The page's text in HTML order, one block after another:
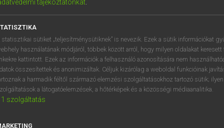
egyetemes nagyszótár
VAN ELŐFIZETÉSED?
megtekintéséhez.
tájékoztatónkat.
statisztikai sütiket „teljesítménysütiknek” is nevezik. Ezek a sütik információkat
használatának módjáról, többek között arról, hogy milyen oldalakat keresett
kattintott. Ezek az információk a felhasználó azonosítására nem
összesítettek és anonimizáltak. Céljuk kizárólag a weboldal funkcióinak
a harmadik féltől származó elemzési szolgáltatásokhoz tartozó sütik;
a látogatóelemzések, a hőtérképek és a közösségi médiaanalitika.
1 szolgáltatás
1 2 3 4 5 6 7 8 9
q w e r t z u i
a s d f g h j k l é
í y x c v b n m , .